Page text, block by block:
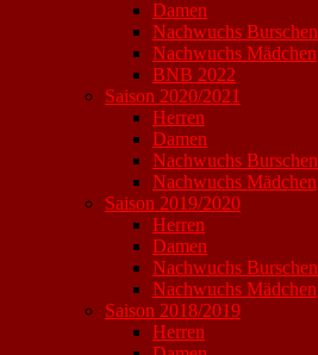
Damen
Nachwuchs Burschen
Nachwuchs Mädchen
BNB 2022
Saison 2020/2021
Herren
Damen
Nachwuchs Burschen
Nachwuchs Mädchen
Saison 2019/2020
Herren
Damen
Nachwuchs Burschen
Nachwuchs Mädchen
Saison 2018/2019
Herren